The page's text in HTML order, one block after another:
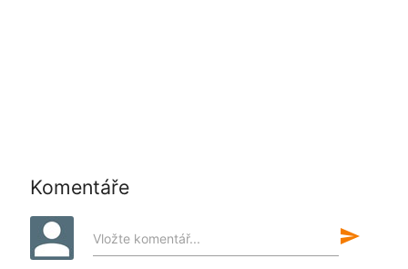
Komentáře
Vložte komentář... send